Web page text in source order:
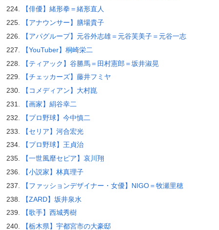
【俳優】緒形拳＝緒形直人
【アナウンサー】膳場貴子
【アパグループ】元谷外志雄＝元谷芙美子＝元谷一志
【YouTuber】桐崎栄二
【ティアック】谷勝馬＝田村憲郎＝坂井淑晃
【チェッカーズ】藤井フミヤ
【コメディアン】大村崑
【画家】絹谷幸二
【プロ野球】今中慎二
【セリア】河合宏光
【プロ野球】王貞治
【一世風靡セピア】哀川翔
【小説家】林真理子
【ファッションデザイナー・女優】NIGO＝牧瀬里穂
【ZARD】坂井泉水
【歌手】西城秀樹
【栃木県】宇都宮市の大豪邸